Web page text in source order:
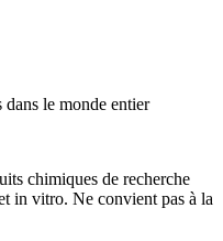
le monde entier
chimiques de recherche
in vitro. Ne convient pas à la